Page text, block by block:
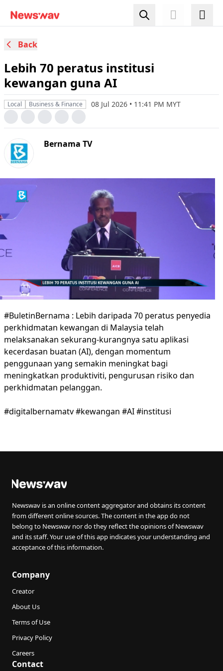
Back
Lebih 70 peratus institusi
kewangan guna AI
Local Business & Finance 08 Jul 2026 • 11:41 PM MYT
Bernama TV
#BuletinBernama : Lebih daripada 70 peratus penyedia
perkhidmatan kewangan di Malaysia telah
melaksanakan sekurang-kurangnya satu aplikasi
kecerdasan buatan (AI), dengan momentum
penggunaan yang semakin meningkat bagi
meningkatkan produktiviti, pengurusan risiko dan
perkhidmatan pelanggan.
#digitalbernamatv #kewangan #AI #institusi
Newswav is an online content aggregator and obtains its content
from different online sources. The content in the app do not
belong to Newswav nor do they reflect the opinions of Newswav
and its staff. Your use of this app indicates your understanding and
acceptance of this information.
Company
Creator
About Us
Terms of Use
Privacy Policy
Careers
Contact